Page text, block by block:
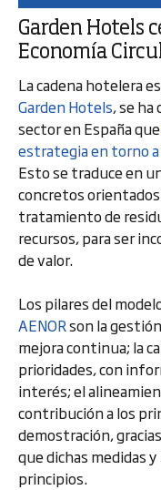
Garden Hotels
Economía
La cadena hotelera
Garden Hotels, se
sector en España que
estrategia en torno a
Esto se traduce en
concretos orientados
tratamiento de
recursos, para ser
de valor.
Los pilares del
AENORson la
mejora continua; la
prioridades, con
interés; el
contribución a los
demostración,
que dichas medidas
principios.